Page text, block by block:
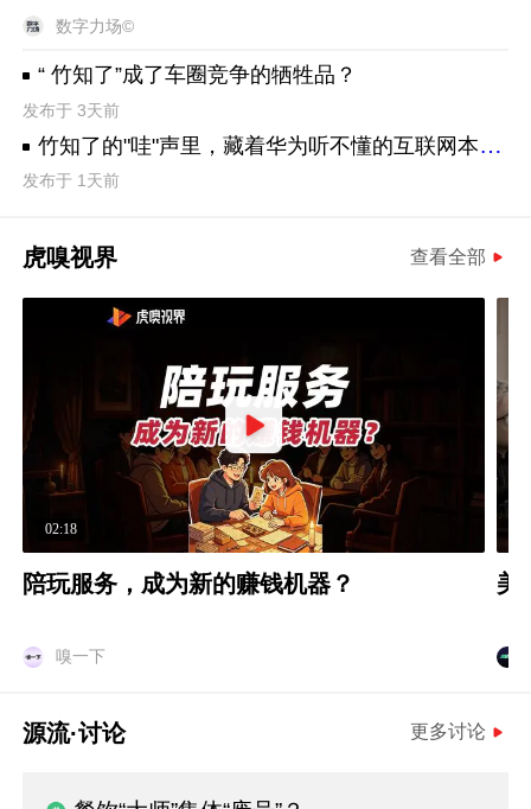
数字力场©
“ 竹知了”成了车圈竞争的牺牲品？
发布于 3天前
竹知了的"哇"声里，藏着华为听不懂的互联网本质规则
发布于 1天前
虎嗅视界 查看全部
02:18
陪玩服务，成为新的赚钱机器？
嗅一下
美
源流·讨论 更多讨论